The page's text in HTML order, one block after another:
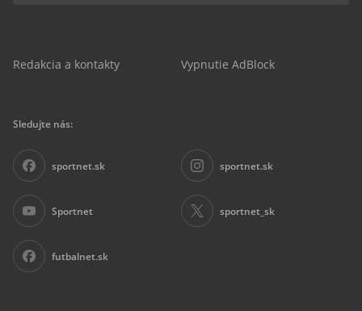
Redakcia a kontakty Vypnutie AdBlock
Sledujte nás:
sportnet.sk sportnet.sk
Sportnet sportnet_sk
futbalnet.sk